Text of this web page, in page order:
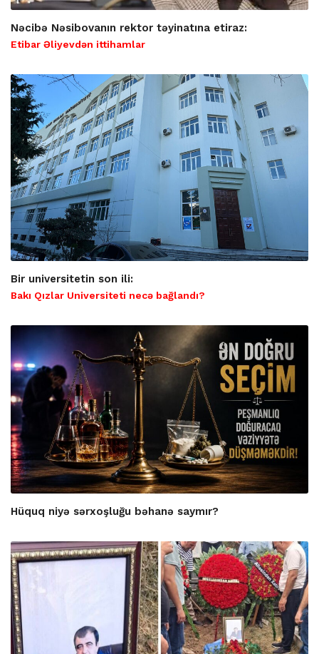
Nəcibə Nəsibovanın rektor təyinatına etiraz:
Etibar Əliyevdən ittihamlar
Bir universitetin son ili:
Bakı Qızlar Universiteti necə bağlandı?
Hüquq niyə sərxoşluğu bəhanə saymır?